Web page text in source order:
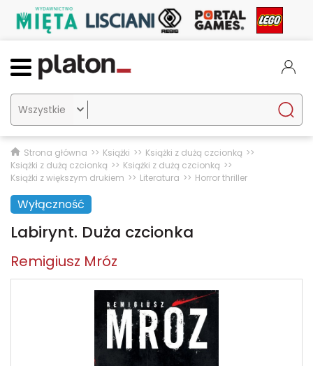

Strona główna Książki
Książki z dużą czcionką
Książki z dużą czcionką
Książki z dużą czcionką
Książki z większym drukiem
Literatura Horror thriller
Wyłączność
Labirynt. Duża czcionka
Remigiusz Mróz